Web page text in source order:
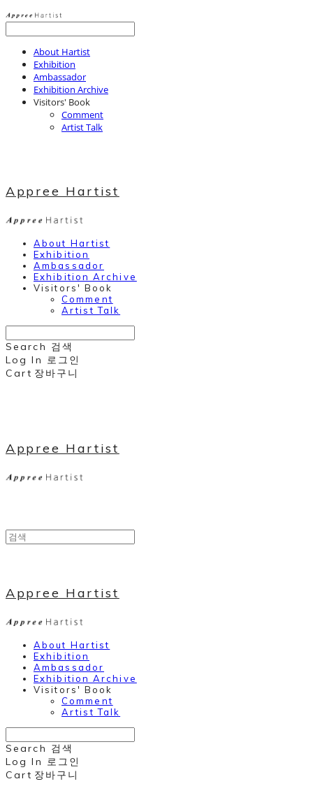
About Hartist
Exhibition
Ambassador
Exhibition Archive
Visitors' Book
Comment
Artist Talk
Appree Hartist
About Hartist
Exhibition
Ambassador
Exhibition Archive
Visitors' Book
Comment
Artist Talk
Search 검색
Log In 로그인
Cart 장바구니
Appree Hartist
Appree Hartist
About Hartist
Exhibition
Ambassador
Exhibition Archive
Visitors' Book
Comment
Artist Talk
Search 검색
Log In 로그인
Cart 장바구니